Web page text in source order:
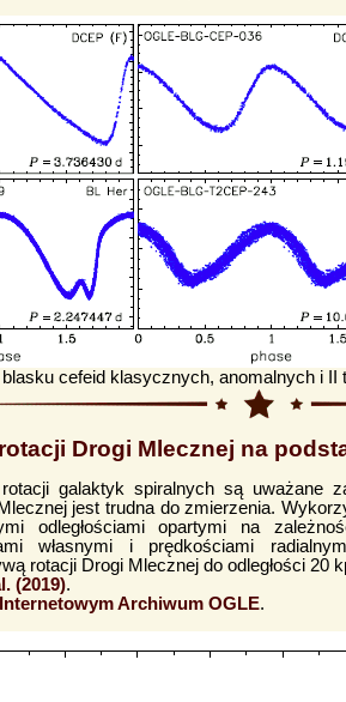
blasku cefeid klasycznych, anomalnych i
Drogi Mlecznej na
rotacji galaktyk spiralnych są uważane
jest trudna do zmierzenia.
odległościami opartymi na
własnymi i prędkościami
rotacji Drogi Mlecznej do odległości 20
(2019).
Internetowym Archiwum OGLE.